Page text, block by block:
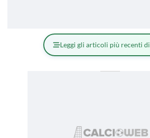
Leggi gli articoli più recenti di